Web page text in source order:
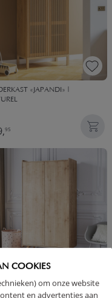
COOKIES
om onze website
en advertenties aan
«JAPANDI» |
95
«VINTAGE»